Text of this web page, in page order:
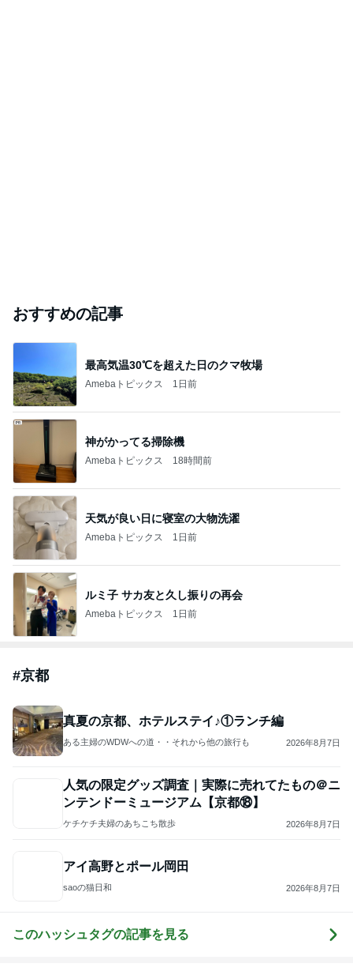
おすすめの記事
最高気温30℃を超えた日のクマ牧場
Amebaトピックス 1日前
神がかってる掃除機
Amebaトピックス 18時間前
天気が良い日に寝室の大物洗濯
Amebaトピックス 1日前
ルミ子 サカ友と久し振りの再会
Amebaトピックス 1日前
#京都
真夏の京都、ホテルステイ♪①ランチ編
ある主婦のWDWへの道・・それから他の旅行も 2026年8月7日
人気の限定グッズ調査｜実際に売れてたもの＠ニ
ンテンドーミュージアム【京都⑱】
ケチケチ夫婦のあちこち散歩 2026年8月7日
アイ高野とポール岡田
saoの猫日和 2026年8月7日
このハッシュタグの記事を見る